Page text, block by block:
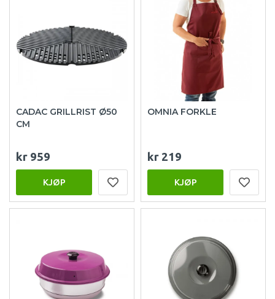
CADAC GRILLRIST Ø50
CM
kr 959
KJØP
OMNIA FORKLE
kr 219
KJØP